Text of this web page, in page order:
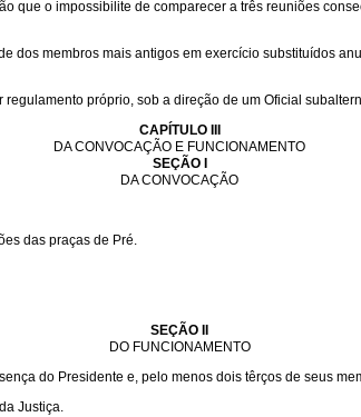
que o impossibilite de comparecer a três reuniões
dos membros mais antigos em exercício substituídos
próprio, sob a direção de um Oficial
CAPÍTULO III
DA CONVOCAÇÃO E FUNCIONAMENTO
SEÇÃO I
DA CONVOCAÇÃO
das praças de Pré.
SEÇÃO II
DO FUNCIONAMENTO
do Presidente e, pelo menos dois têrços de seus
Justiça.